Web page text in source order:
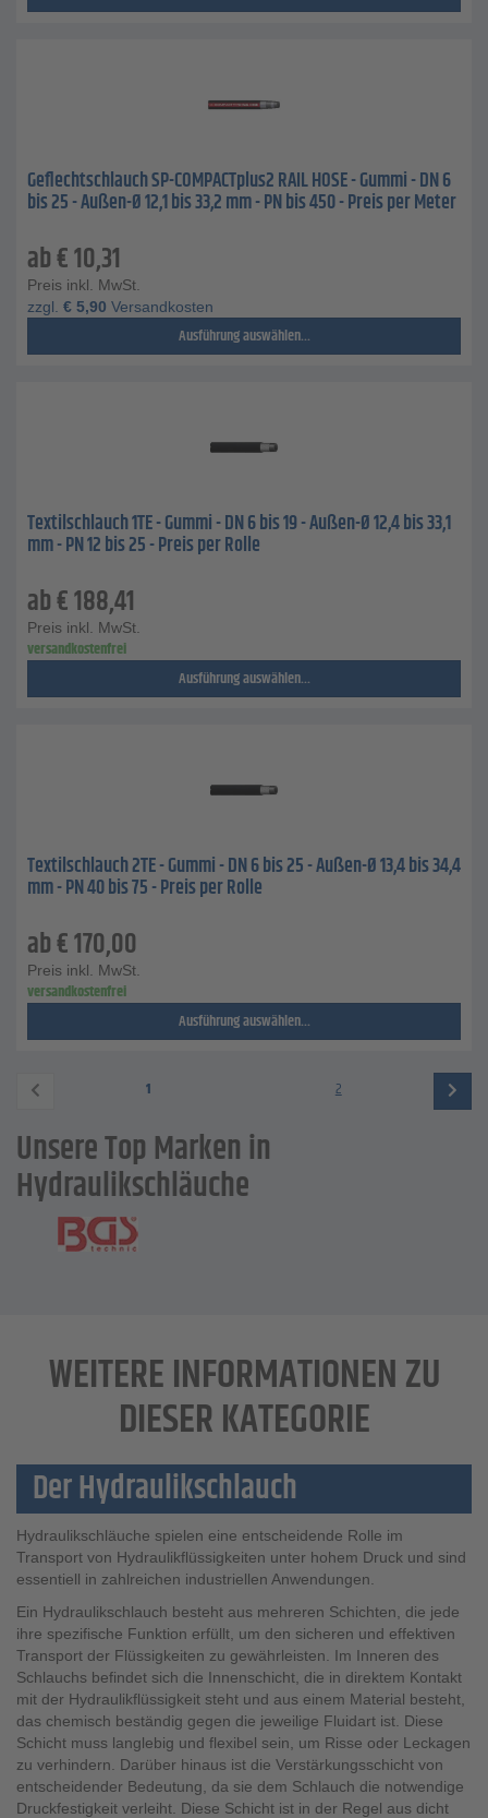
Geflechtschlauch SP-COMPACTplus2 RAIL HOSE - Gummi - DN 6
bis 25 - Außen-Ø 12,1 bis 33,2 mm - PN bis 450 - Preis per Meter
ab€10,31
Preis inkl. MwSt.
zzgl. € 5,90 Versandkosten
Ausführung auswählen...
Textilschlauch 1TE - Gummi - DN 6 bis 19 - Außen-Ø 12,4 bis 33,1
mm - PN 12 bis 25 - Preis per Rolle
ab€188,41
Preis inkl. MwSt.
versandkostenfrei
Ausführung auswählen...
Textilschlauch 2TE - Gummi - DN 6 bis 25 - Außen-Ø 13,4 bis 34,4
mm - PN 40 bis 75 - Preis per Rolle
ab€170,00
Preis inkl. MwSt.
versandkostenfrei
Ausführung auswählen...
1 2
Unsere Top Marken in
Hydraulikschläuche
WEITERE INFORMATIONEN ZU
DIESER KATEGORIE
Der Hydraulikschlauch
Hydraulikschläuche spielen eine entscheidende Rolle im
Transport von Hydraulikflüssigkeiten unter hohem Druck und sind
essentiell in zahlreichen industriellen Anwendungen.
Ein Hydraulikschlauch besteht aus mehreren Schichten, die jede
ihre spezifische Funktion erfüllt, um den sicheren und effektiven
Transport der Flüssigkeiten zu gewährleisten. Im Inneren des
Schlauchs befindet sich die Innenschicht, die in direktem Kontakt
mit der Hydraulikflüssigkeit steht und aus einem Material besteht,
das chemisch beständig gegen die jeweilige Fluidart ist. Diese
Schicht muss langlebig und flexibel sein, um Risse oder Leckagen
zu verhindern. Darüber hinaus ist die Verstärkungsschicht von
entscheidender Bedeutung, da sie dem Schlauch die notwendige
Druckfestigkeit verleiht. Diese Schicht ist in der Regel aus dicht